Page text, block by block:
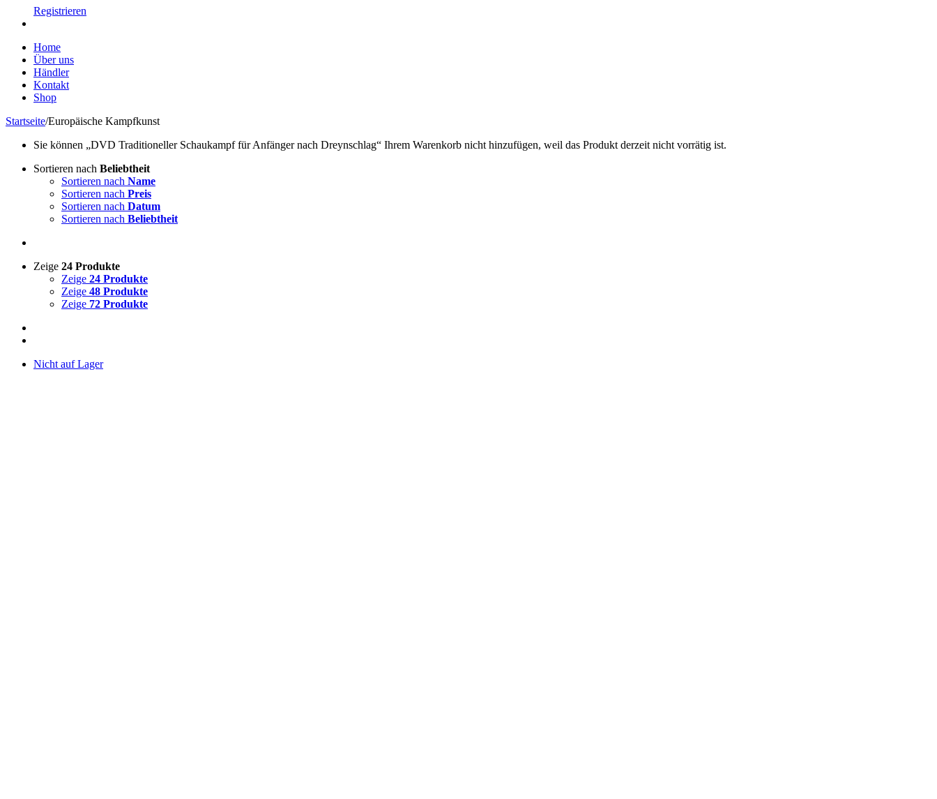
Registrieren
Home
Über uns
Händler
Kontakt
Shop
Startseite/Europäische Kampfkunst
Sie können „DVD Traditioneller Schaukampf für Anfänger nach Dreynschlag“ Ihrem Warenkorb nicht hinzufügen, weil das Produkt derzeit nicht vorrätig ist.
Sortieren nach Beliebtheit
Sortieren nach Name
Sortieren nach Preis
Sortieren nach Datum
Sortieren nach Beliebtheit
Zeige 24 Produkte
Zeige 24 Produkte
Zeige 48 Produkte
Zeige 72 Produkte
Nicht auf Lager